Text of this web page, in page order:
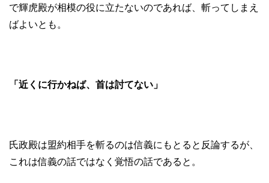
で輝虎殿が相模の役に立たないのであれば、斬ってしまえ
ばよいとも。
「近くに行かねば、首は討てない」
氏政殿は盟約相手を斬るのは信義にもとると反論するが、
これは信義の話ではなく覚悟の話であると。